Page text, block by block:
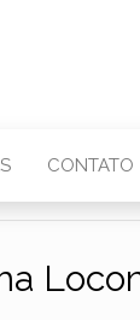
CONTATO